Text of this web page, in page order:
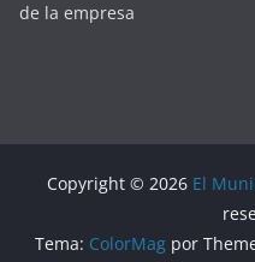
de la empresa
Copyright © 2026 El
Tema: ColorMagpor